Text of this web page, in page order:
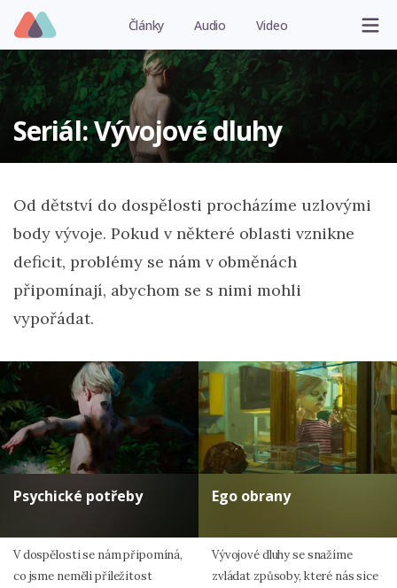
Články Audio Video
Seriál: Vývojové dluhy
Od dětství do dospělosti procházíme uzlovými
body vývoje. Pokud v některé oblasti vznikne
deficit, problémy se nám v obměnách
připomínají, abychom se s nimi mohli
vypořádat.
Psychické potřeby
V dospělosti se nám připomíná,
co jsme neměli příležitost
Ego obrany
Vývojové dluhy se snažíme
zvládat způsoby, které nás sice